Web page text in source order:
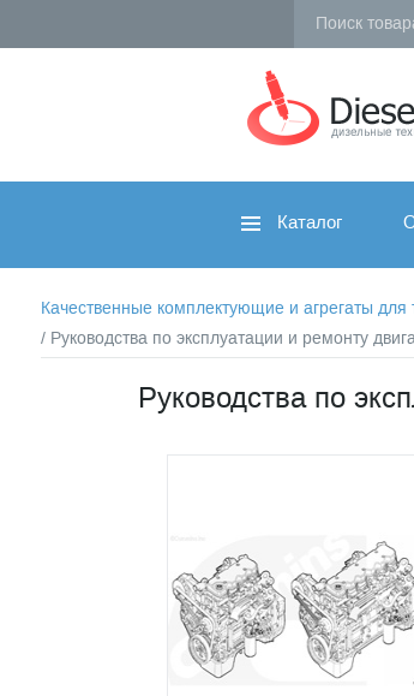
Каталог
Качественные комплектующие и агрегаты
/ Руководства по эксплуатации и ремонту
Руководства по